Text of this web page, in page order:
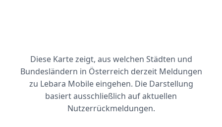
Diese Karte zeigt, aus welchen Städten und
Bundesländern in Österreich derzeit Meldungen
zu Lebara Mobile eingehen. Die Darstellung
basiert ausschließlich auf aktuellen
Nutzerrückmeldungen.